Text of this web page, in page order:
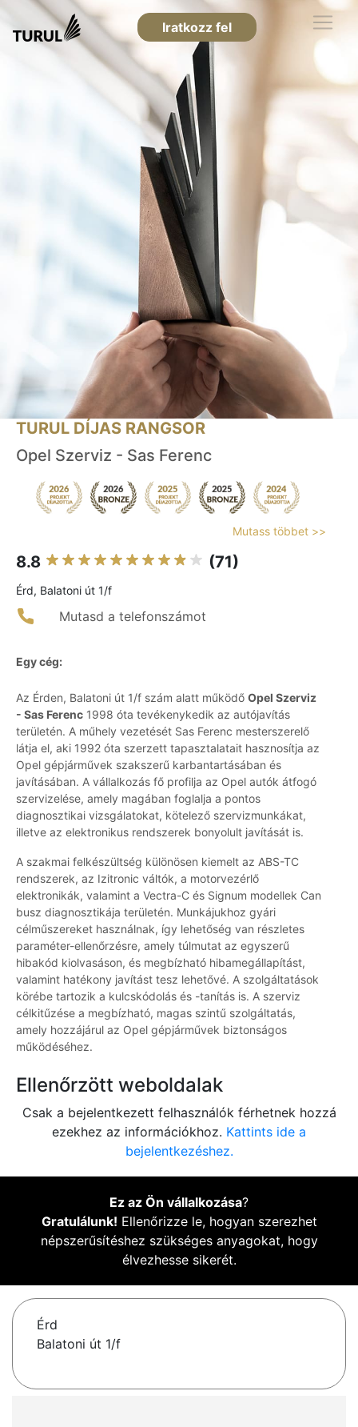
Iratkozz fel
TURUL DÍJAS RANGSOR
Opel Szerviz - Sas Ferenc
Mutass többet >>
8.8 (71)
Érd, Balatoni út 1/f
Mutasd a telefonszámot
Egy cég:
Az Érden, Balatoni út 1/f szám alatt működő Opel Szerviz
- Sas Ferenc 1998 óta tevékenykedik az autójavítás
területén. A műhely vezetését Sas Ferenc mesterszerelő
látja el, aki 1992 óta szerzett tapasztalatait hasznosítja az
Opel gépjárművek szakszerű karbantartásában és
javításában. A vállalkozás fő profilja az Opel autók átfogó
szervizelése, amely magában foglalja a pontos
diagnosztikai vizsgálatokat, kötelező szervizmunkákat,
illetve az elektronikus rendszerek bonyolult javítását is.
A szakmai felkészültség különösen kiemelt az ABS-TC
rendszerek, az Izitronic váltók, a motorvezérlő
elektronikák, valamint a Vectra-C és Signum modellek Can
busz diagnosztikája területén. Munkájukhoz gyári
célműszereket használnak, így lehetőség van részletes
paraméter-ellenőrzésre, amely túlmutat az egyszerű
hibakód kiolvasáson, és megbízható hibamegállapítást,
valamint hatékony javítást tesz lehetővé. A szolgáltatások
körébe tartozik a kulcskódolás és -tanítás is. A szerviz
célkitűzése a megbízható, magas szintű szolgáltatás,
amely hozzájárul az Opel gépjárművek biztonságos
működéséhez.
Ellenőrzött weboldalak
Csak a bejelentkezett felhasználók férhetnek hozzá
ezekhez az információkhoz. Kattints ide a
bejelentkezéshez.
Ez az Ön vállalkozása?
Gratulálunk! Ellenőrizze le, hogyan szerezhet
népszerűsítéshez szükséges anyagokat, hogy
élvezhesse sikerét.
Érd
Balatoni út 1/f